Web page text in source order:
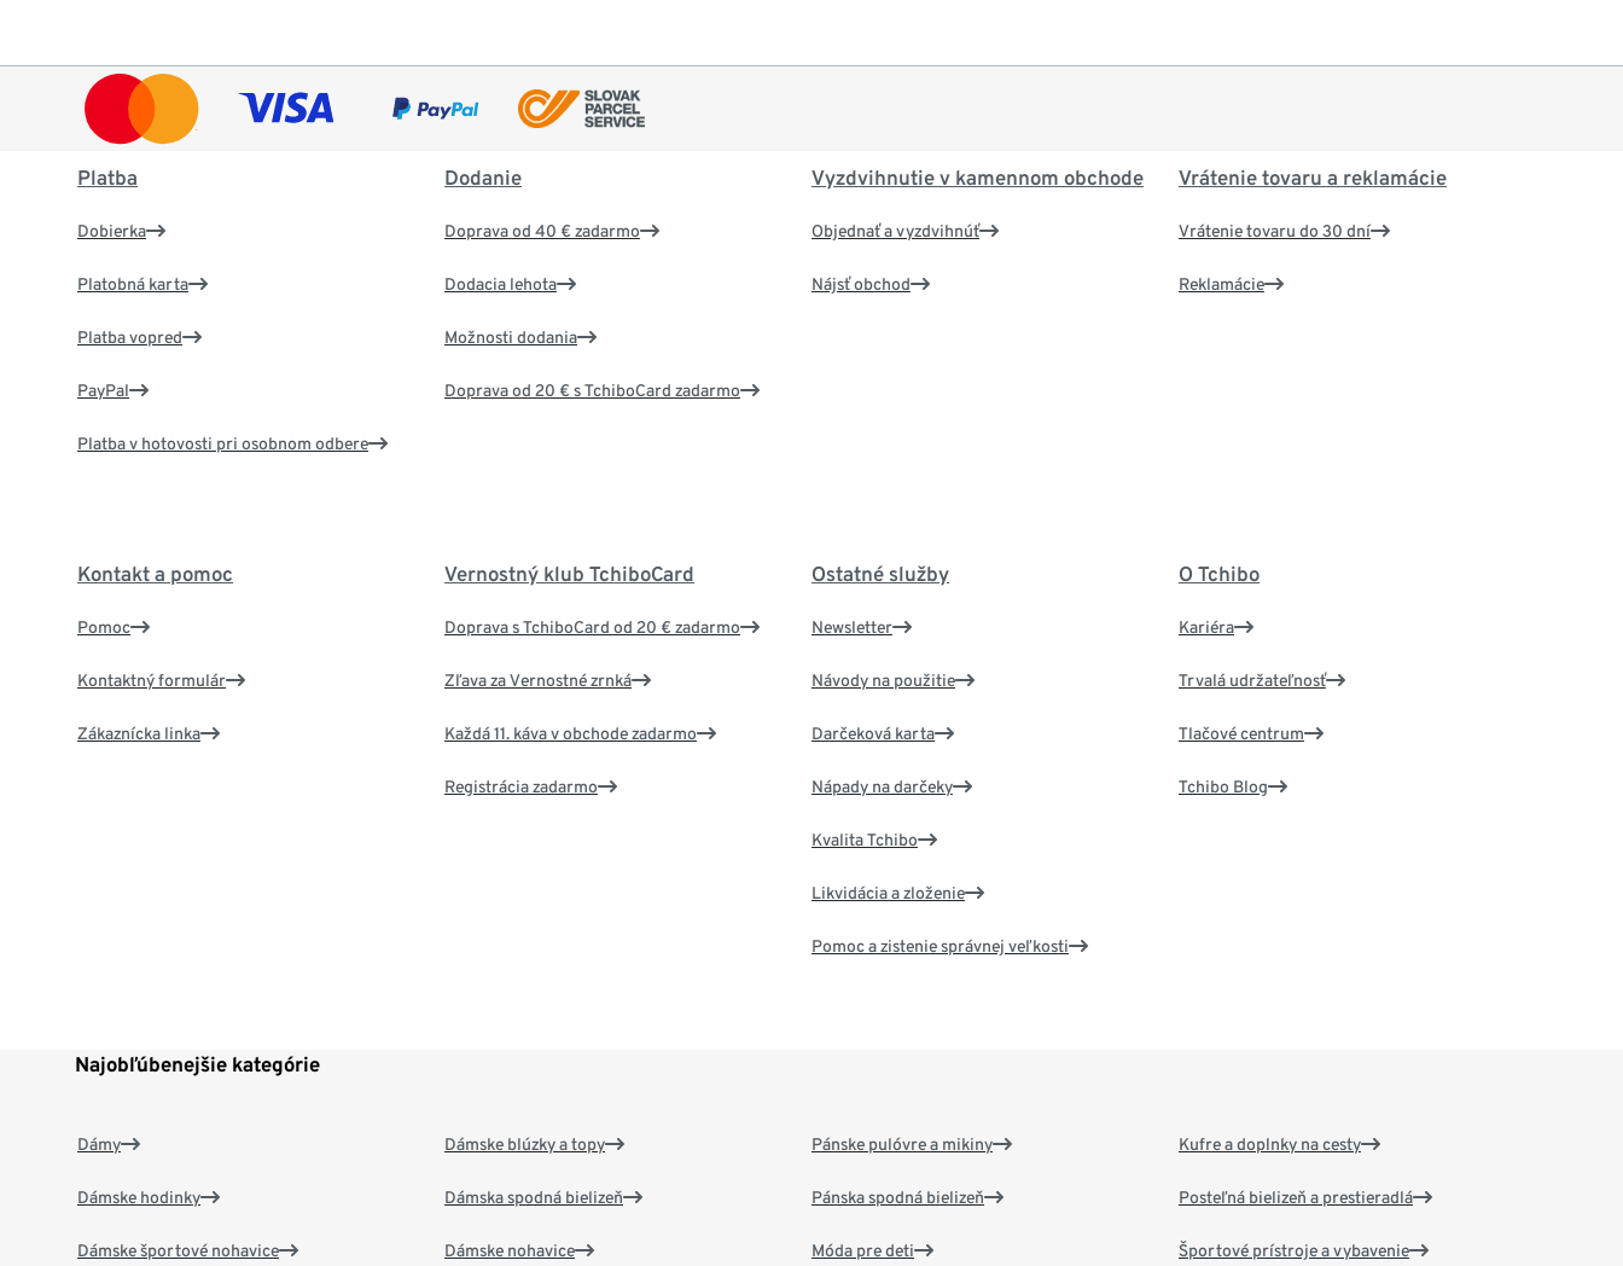
Platba
Dobierka
Platobná karta
Platba vopred
PayPal
Platba v hotovosti pri osobnom odbere
Dodanie
Doprava od 40 € zadarmo
Dodacia lehota
Možnosti dodania
Doprava od 20 € s TchiboCard zadarmo
Vyzdvihnutie v kamennom obchode
Objednať a vyzdvihnúť
Nájsť obchod
Vrátenie tovaru a reklamácie
Vrátenie tovaru do 30 dní
Reklamácie
Kontakt a pomoc
Pomoc
Kontaktný formulár
Zákaznícka linka
Vernostný klub TchiboCard
Doprava s TchiboCard od 20 € zadarmo
Zľava za Vernostné zrnká
Každá 11. káva v obchode zadarmo
Registrácia zadarmo
Ostatné služby
Newsletter
Návody na použitie
Darčeková karta
Nápady na darčeky
Kvalita Tchibo
Likvidácia a zloženie
Pomoc a zistenie správnej veľkosti
O Tchibo
Kariéra
Trvalá udržateľnosť
Tlačové centrum
Tchibo Blog
Najobľúbenejšie kategórie
Dámy
Dámske hodinky
Dámske športové nohavice
Dámske blúzky a topy
Dámska spodná bielizeň
Dámske nohavice
Pánske pulóvre a mikiny
Pánska spodná bielizeň
Móda pre deti
Kufre a doplnky na cesty
Posteľná bielizeň a prestieradlá
Športové prístroje a vybavenie